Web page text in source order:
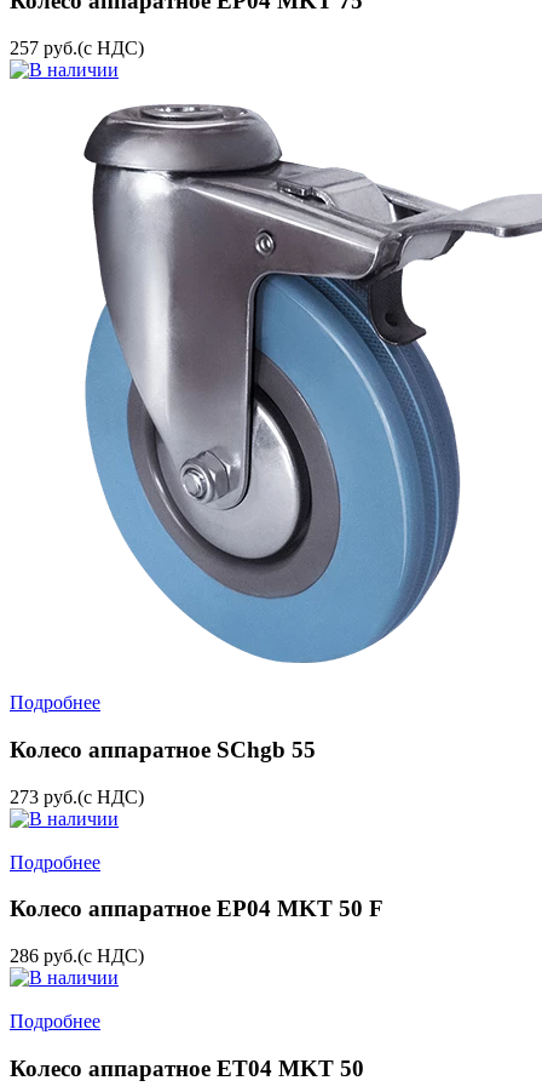
257 руб.(с НДС)
Подробнее
Колесо аппаратное SChgb 55
273 руб.(с НДС)
Подробнее
Колесо аппаратное EP04 MKT 50 F
286 руб.(с НДС)
Подробнее
Колесо аппаратное ET04 MKT 50